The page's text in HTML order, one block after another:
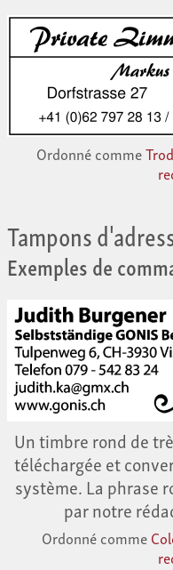
Ordonné comme
Tampons
Exemples de
Un timbre rond de
téléchargée et
système. La phrase
par notre
Ordonné comme